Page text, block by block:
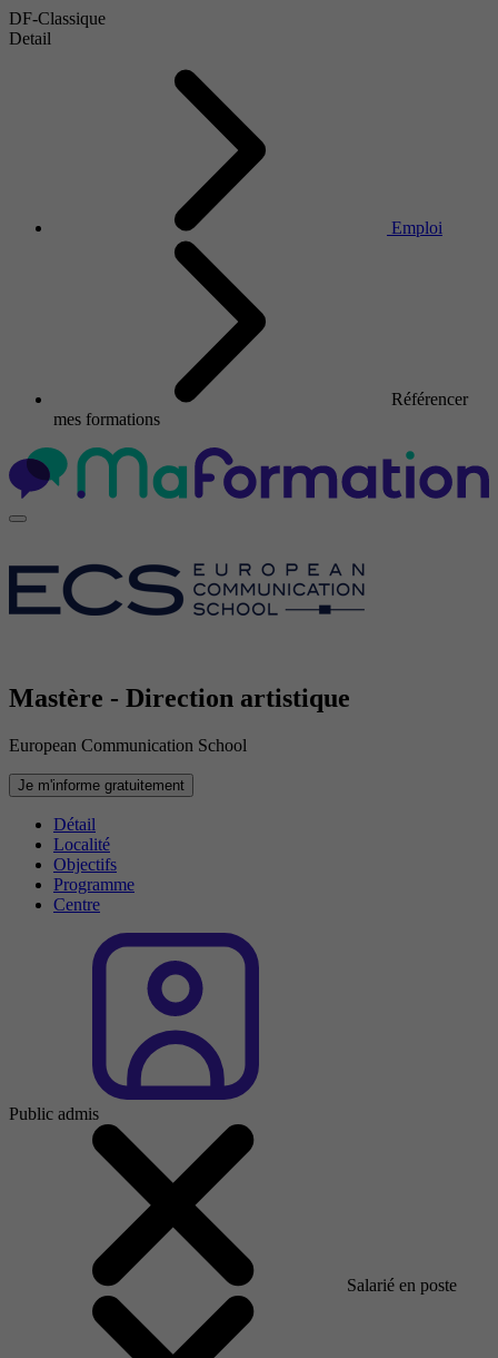
DF-Classique
Detail
Emploi
Référencer
mes formations
Mastère - Direction artistique
European Communication School
Je m'informe gratuitement
Détail
Localité
Objectifs
Programme
Centre
Public admis
Salarié en poste